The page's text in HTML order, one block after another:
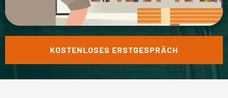
KOSTENLOSES ERSTGESPRÄCH